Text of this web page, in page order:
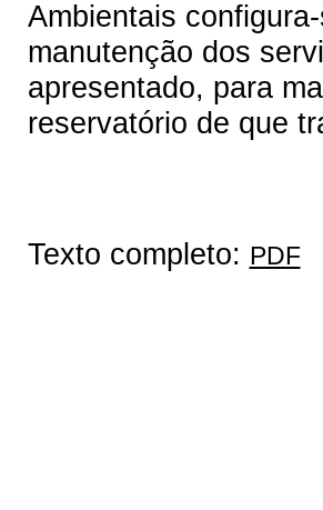
Ambientais
manutenção dos
apresentado, para
reservatório de que
Texto completo: PDF